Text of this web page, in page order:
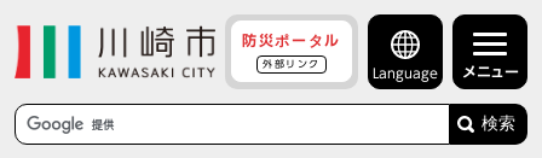
防災ポータル
外部リンク
Language メニュー
検索